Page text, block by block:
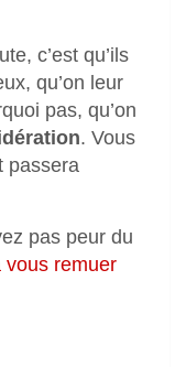
c’est qu’ils
qu’on leur
pas, qu’on
. Vous
passera
pas peur du
vous remuer